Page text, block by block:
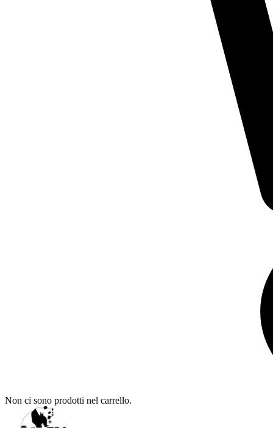
Non ci sono prodotti nel carrello.